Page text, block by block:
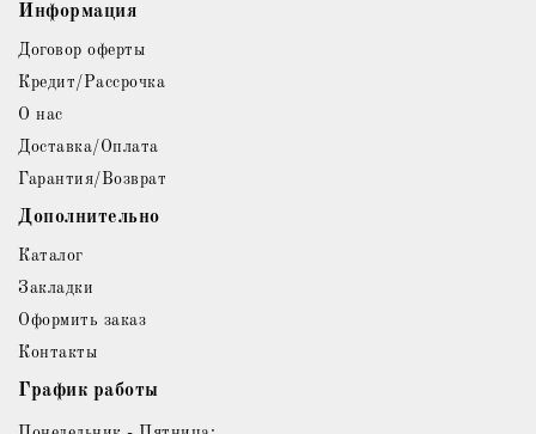
Информация
Договор оферты
Кредит/Рассрочка
О нас
Доставка/Оплата
Гарантия/Возврат
Дополнительно
Каталог
Закладки
Оформить заказ
Контакты
График работы